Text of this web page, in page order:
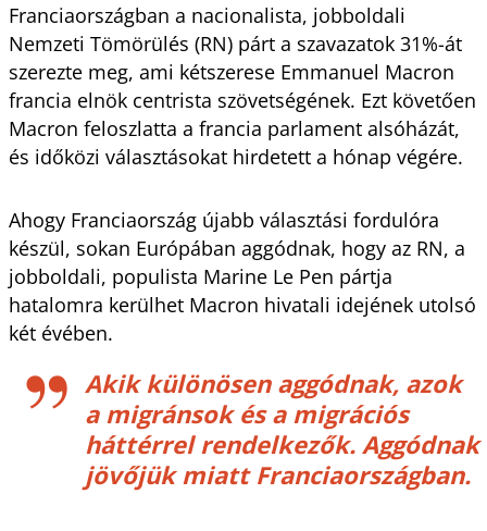
Franciaországban a nacionalista, jobboldali
Nemzeti Tömörülés (RN) párt a szavazatok 31%-át
szerezte meg, ami kétszerese Emmanuel Macron
francia elnök centrista szövetségének. Ezt követően
Macron feloszlatta a francia parlament alsóházát,
és időközi választásokat hirdetett a hónap végére.
Ahogy Franciaország újabb választási fordulóra
készül, sokan Európában aggódnak, hogy az RN, a
jobboldali, populista Marine Le Pen pártja
hatalomra kerülhet Macron hivatali idejének utolsó
két évében.
Akik különösen aggódnak, azok
a migránsok és a migrációs
háttérrel rendelkezők. Aggódnak
jövőjük miatt Franciaországban.